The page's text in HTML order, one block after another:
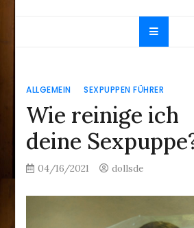
ALLGEMEIN SEXPUPPEN FÜHRER
Wie reinige ich
deine
04/16/2021 dollsde